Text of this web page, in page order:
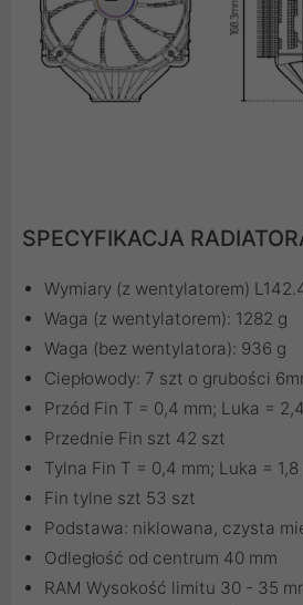
SPECYFIKACJA
Wymiary (z wentylatorem)
Waga (z wentylatorem): 1282 g
Waga (bez wentylatora): 936 g
Ciepłowody: 7 szt o grubości
Przód Fin T = 0,4 mm; Luka =
Przednie Fin szt 42 szt
Tylna Fin T = 0,4 mm; Luka = 1,8
Fin tylne szt 53 szt
Podstawa: niklowana, czysta
Odległość od centrum 40 mm
RAM Wysokość limitu 30 - 35